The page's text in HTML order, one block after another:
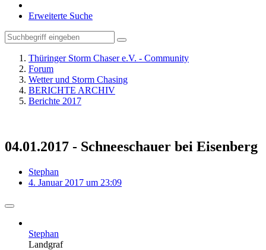
Erweiterte Suche
Thüringer Storm Chaser e.V. - Community
Forum
Wetter und Storm Chasing
BERICHTE ARCHIV
Berichte 2017
04.01.2017 - Schneeschauer bei Eisenberg
Stephan
4. Januar 2017 um 23:09
Stephan
Landgraf